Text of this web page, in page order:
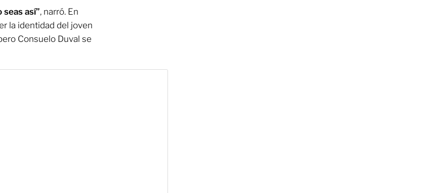
seas así”, narró. En
la identidad del joven
Consuelo Duval se